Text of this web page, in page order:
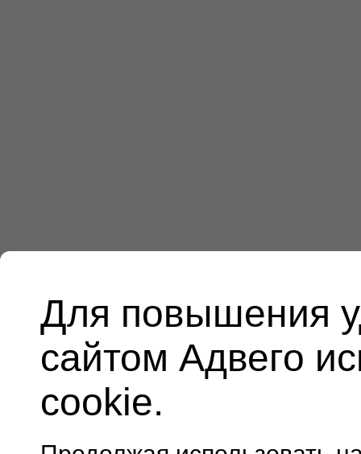
Для повышения
сайтом Адвего
cookie.